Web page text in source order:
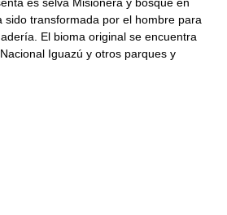
sido transformada por el hombre para
El bioma original se encuentra
Iguazú y otros parques y